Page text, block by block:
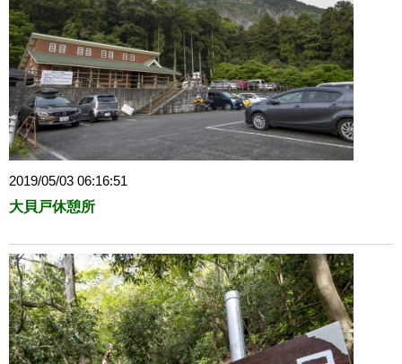
2019/05/03 06:16:51
大貝戸休憩所